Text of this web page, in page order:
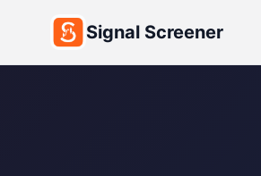
Signal Screener